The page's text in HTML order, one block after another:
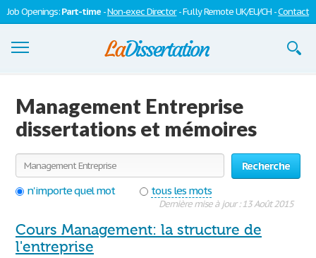
Job Openings:Part-time -Non-exec Director- Fully Remote UK/EU/CH -Contact
S'inscrire
Se connecter
Contactez-nous
Management Entreprise
dissertations et mémoires
Recherche
n'importe quel mot
tous les mots
Dernière mise à jour : 13 Août 2015
Cours Management: la structure de
l'entreprise